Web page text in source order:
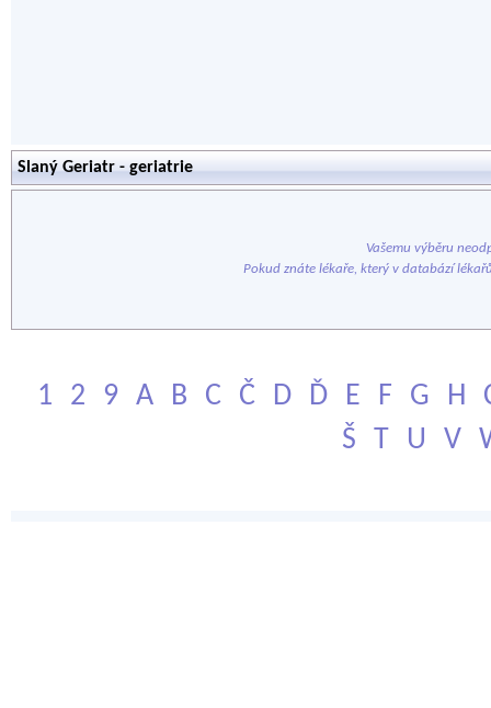
Slaný Geriatr - geriatrie
Vašemu výběru
Pokud znáte lékaře, který v databází
1 2 9 A B C Č D Ď E F G H
Š
T U V